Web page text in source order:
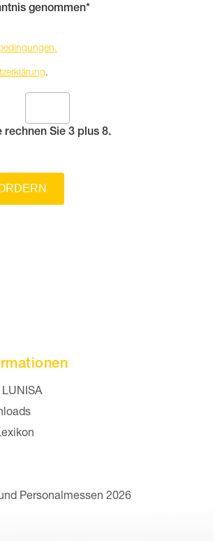
genommen*
.
rechnen Sie 3 plus 8.
überspringen
Personalmessen 2026